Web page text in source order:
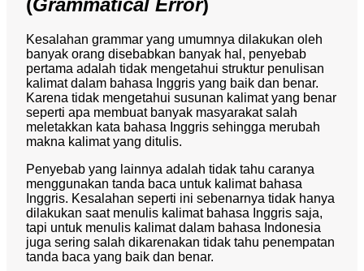
(Grammatical Error)
Kesalahan grammar yang umumnya dilakukan oleh
banyak orang disebabkan banyak hal, penyebab
pertama adalah tidak mengetahui struktur penulisan
kalimat dalam bahasa Inggris yang baik dan benar.
Karena tidak mengetahui susunan kalimat yang benar
seperti apa membuat banyak masyarakat salah
meletakkan kata bahasa Inggris sehingga merubah
makna kalimat yang ditulis.
Penyebab yang lainnya adalah tidak tahu caranya
menggunakan tanda baca untuk kalimat bahasa
Inggris. Kesalahan seperti ini sebenarnya tidak hanya
dilakukan saat menulis kalimat bahasa Inggris saja,
tapi untuk menulis kalimat dalam bahasa Indonesia
juga sering salah dikarenakan tidak tahu penempatan
tanda baca yang baik dan benar.